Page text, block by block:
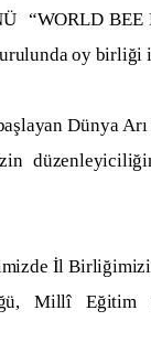
“WORLD
oy
Dünya
İl
Millî Eğitim